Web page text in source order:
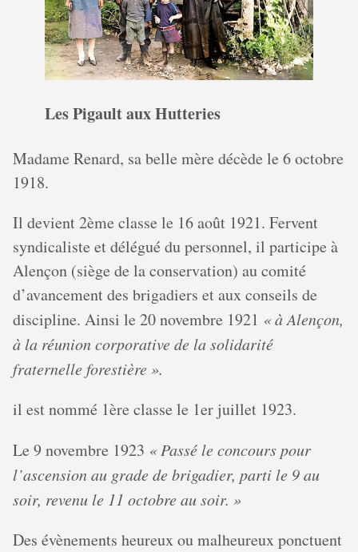
Les Pigault aux Hutteries
Madame Renard, sa belle mère décède le 6 octobre
1918.
Il devient 2ème classe le 16 août 1921. Fervent
syndicaliste et délégué du personnel, il participe à
Alençon (siège de la conservation) au comité
d’avancement des brigadiers et aux conseils de
discipline. Ainsi le 20 novembre 1921 « à Alençon,
à la réunion corporative de la solidarité
fraternelle forestière ».
il est nommé 1ère classe le 1er juillet 1923.
Le 9 novembre 1923 « Passé le concours pour
l’ascension au grade de brigadier, parti le 9 au
soir, revenu le 11 octobre au soir. »
Des évènements heureux ou malheureux ponctuent